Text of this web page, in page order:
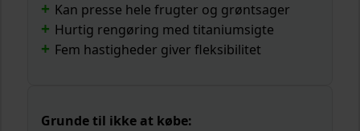
Kan presse hele frugter og grøntsager
Hurtig rengøring med titaniumsigte
Fem hastigheder giver fleksibilitet
Grunde til ikke at købe: